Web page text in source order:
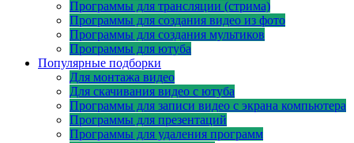
Программы для трансляции (стрима)
Программы для создания видео из фото
Программы для создания мультиков
Программы для ютуба
Популярные подборки
Для монтажа видео
Для скачивания видео с ютуба
Программы для записи видео с экрана компьютера
Программы для презентаций
Программы для удаления программ